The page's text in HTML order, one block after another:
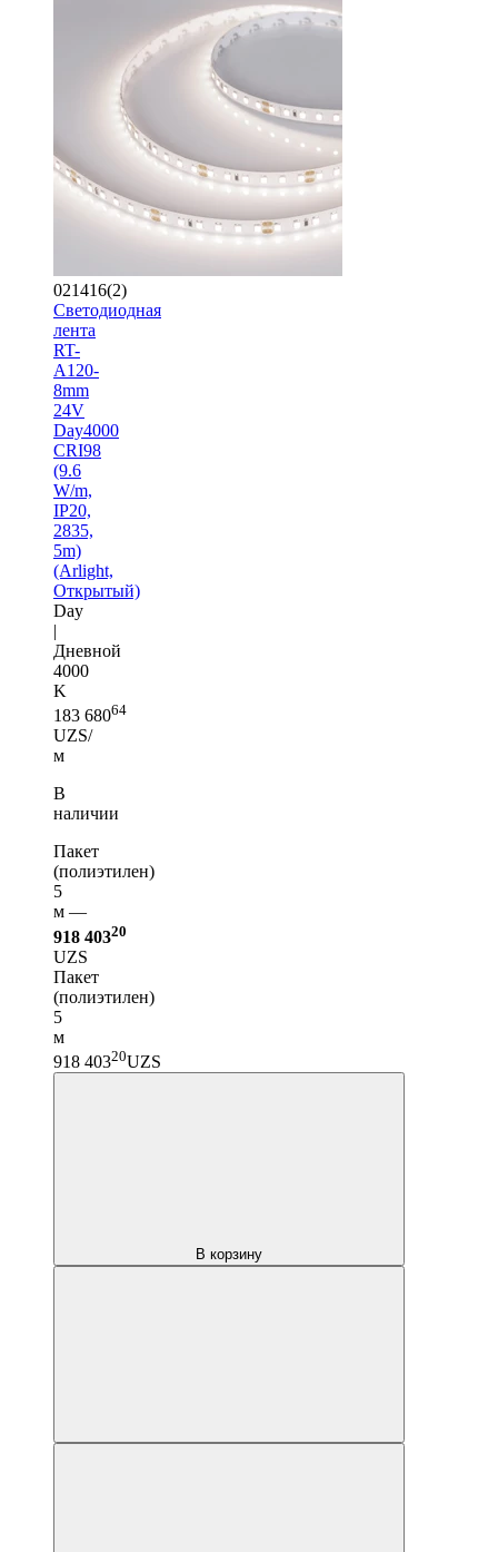
021416(2)
Светодиодная
лента
RT-
A120-
8mm
24V
Day4000
CRI98
(9.6
W/m,
IP20,
2835,
5m)
(Arlight,
Открытый)
Day
|
Дневной
4000
K
183 68064
UZS/
м
В
наличии
Пакет
(полиэтилен)
5
м —
918 40320
UZS
Пакет
(полиэтилен)
5
м
918 40320UZS
В корзину